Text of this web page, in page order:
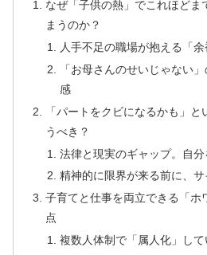
なぜ「子供の熱」でこれほどま
まうのか？
人手不足の職場が抱える「
「お母さんのせいじゃない
感
「パートをクビになるかも」
うべき？
法律と現実のギャップ。自
精神的に限界が来る前に、
子育てと仕事を両立できる「ホ
点
複数人体制で「属人化」し